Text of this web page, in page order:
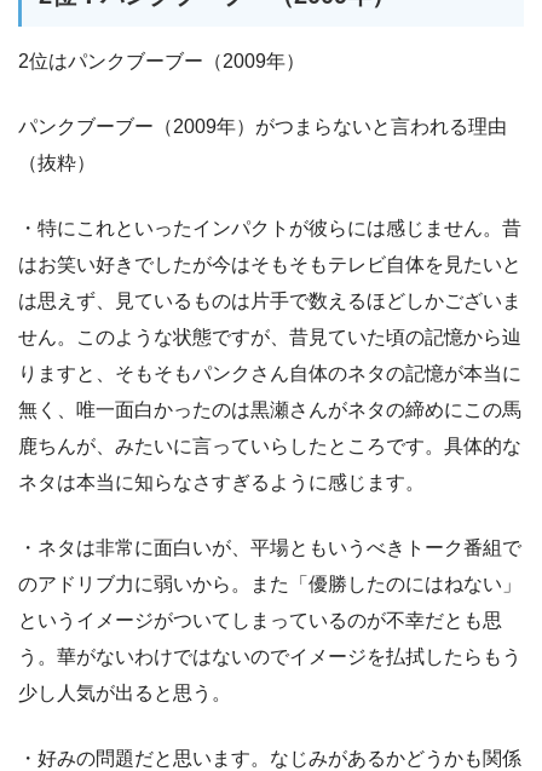
2位はパンクブーブー（2009年）
パンクブーブー（2009年）がつまらないと言われる理由
（抜粋）
・特にこれといったインパクトが彼らには感じません。昔
はお笑い好きでしたが今はそもそもテレビ自体を見たいと
は思えず、見ているものは片手で数えるほどしかございま
せん。このような状態ですが、昔見ていた頃の記憶から辿
りますと、そもそもパンクさん自体のネタの記憶が本当に
無く、唯一面白かったのは黒瀬さんがネタの締めにこの馬
鹿ちんが、みたいに言っていらしたところです。具体的な
ネタは本当に知らなさすぎるように感じます。
・ネタは非常に面白いが、平場ともいうべきトーク番組で
のアドリブ力に弱いから。また「優勝したのにはねない」
というイメージがついてしまっているのが不幸だとも思
う。華がないわけではないのでイメージを払拭したらもう
少し人気が出ると思う。
・好みの問題だと思います。なじみがあるかどうかも関係